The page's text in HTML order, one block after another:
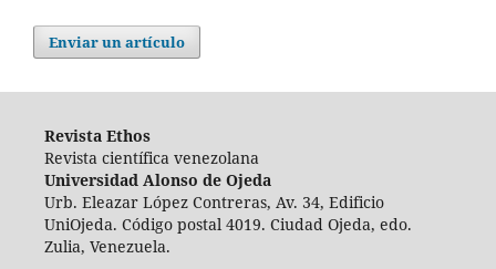
Enviar un artículo
Revista Ethos
Revista científica venezolana
Universidad Alonso de Ojeda
Urb. Eleazar López Contreras, Av. 34, Edificio
UniOjeda. Código postal 4019. Ciudad Ojeda, edo.
Zulia, Venezuela.